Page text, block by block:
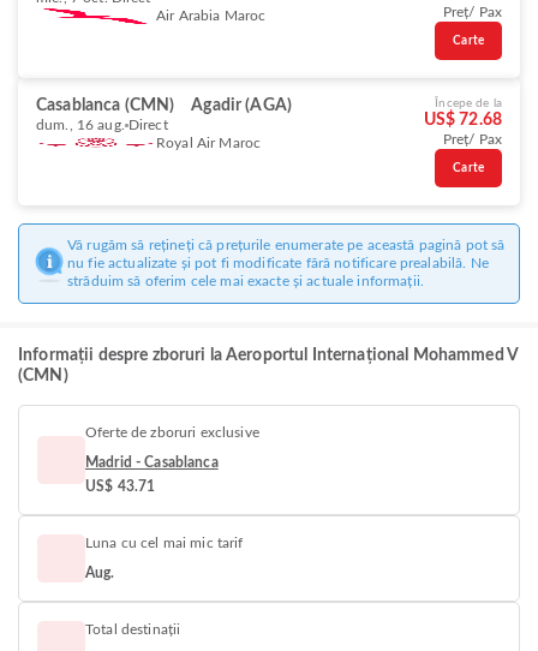
Air Arabia Maroc
Preț/ Pax
Carte
Casablanca (CMN) Agadir (AGA)
dum., 16 aug. Direct
Royal Air Maroc
Începe de la
US$ 72.68
Preț/ Pax
Carte
Vă rugăm să rețineți că prețurile enumerate pe această pagină pot să
nu fie actualizate și pot fi modificate fără notificare prealabilă. Ne
străduim să oferim cele mai exacte și actuale informații.
Informații despre zboruri la Aeroportul Internațional Mohammed V
(CMN)
Oferte de zboruri exclusive
Madrid - Casablanca
US$ 43.71
Luna cu cel mai mic tarif
Aug.
Total destinații